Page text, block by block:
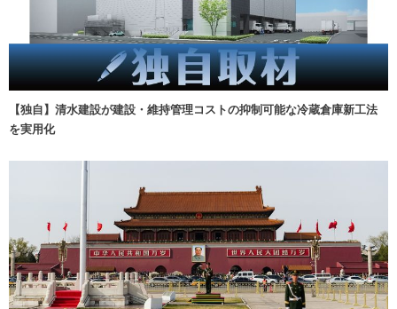
【独自】清水建設が建設・維持管理コストの抑制可能な冷蔵倉庫新工法
を実用化